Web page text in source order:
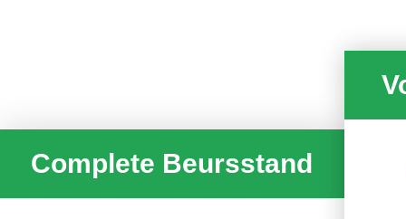
Complete Beursstand